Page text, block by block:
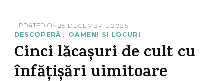
UPDATED ON 25 DECEMBRIE 2025
DESCOPERĂ
OAMENI SI LOCURI
Cinci lăcașuri de cult cu
înfățișări uimitoare